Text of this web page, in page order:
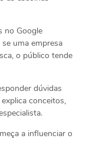
no Google
uma empresa
o público tende
dúvidas
conceitos,
a influenciar o